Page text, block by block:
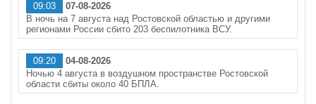
09:03
07-08-2026
В ночь на 7 августа над Ростовской областью и другими
регионами России сбито 203 беспилотника ВСУ.
09:20
04-08-2026
Ночью 4 августа в воздушном пространстве Ростовской
области сбиты около 40 БПЛА.